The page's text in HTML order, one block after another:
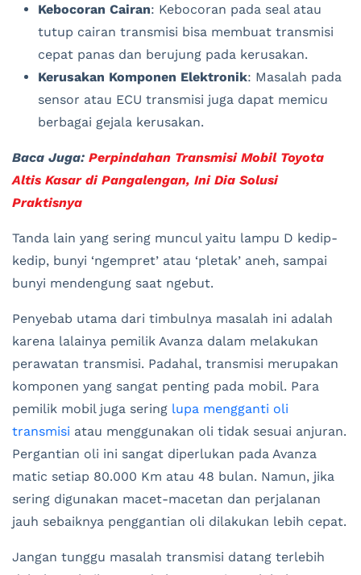
Kebocoran Cairan: Kebocoran pada seal atau
tutup cairan transmisi bisa membuat transmisi
cepat panas dan berujung pada kerusakan.
Kerusakan Komponen Elektronik: Masalah pada
sensor atau ECU transmisi juga dapat memicu
berbagai gejala kerusakan.
Baca Juga: Perpindahan Transmisi Mobil Toyota
Altis Kasar di Pangalengan, Ini Dia Solusi
Praktisnya
Tanda lain yang sering muncul yaitu lampu D kedip-
kedip, bunyi ‘ngempret’ atau ‘pletak’ aneh, sampai
bunyi mendengung saat ngebut.
Penyebab utama dari timbulnya masalah ini adalah
karena lalainya pemilik Avanza dalam melakukan
perawatan transmisi. Padahal, transmisi merupakan
komponen yang sangat penting pada mobil. Para
pemilik mobil juga sering lupa mengganti oli
transmisi atau menggunakan oli tidak sesuai anjuran.
Pergantian oli ini sangat diperlukan pada Avanza
matic setiap 80.000 Km atau 48 bulan. Namun, jika
sering digunakan macet-macetan dan perjalanan
jauh sebaiknya penggantian oli dilakukan lebih cepat.
Jangan tunggu masalah transmisi datang terlebih